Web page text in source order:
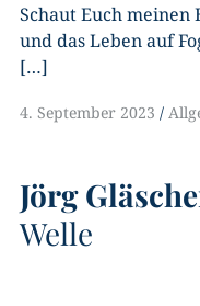
Schaut Euch meinen
und das Leben auf
[…]
4. September 2023
Jörg
Welle